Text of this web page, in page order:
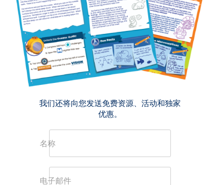
我们还将向您发送免费资源、活动和独家
优惠。
名称
电子邮件